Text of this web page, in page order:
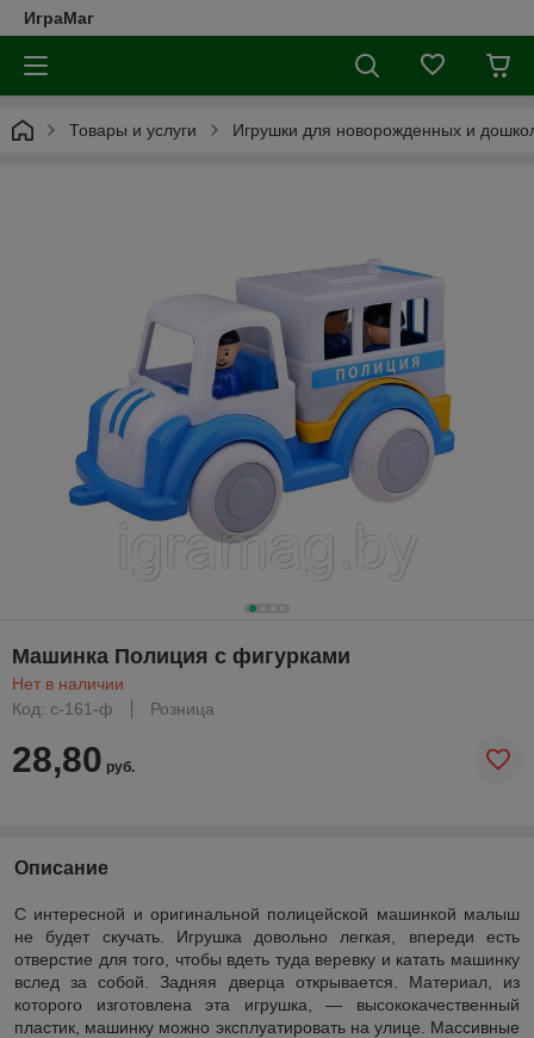
ИграМаг
Товары и услуги Игрушки для новорожденных и
Машинка Полиция с фигурками
Нет в наличии
Код: с-161-ф
Розница
28,80 руб.
Описание
С интересной и оригинальной полицейской машинкой малыш
не будет скучать.
Игрушка довольно легкая, впереди есть
отверстие для того, чтобы вдеть туда веревку и катать машинку
вслед за собой. Задняя дверца открывается. Материал, из
которого изготовлена эта игрушка, — высококачественный
пластик, машинку можно эксплуатировать на улице. Массивные